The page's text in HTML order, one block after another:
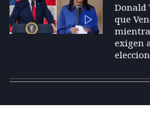
Donald
que
exigen